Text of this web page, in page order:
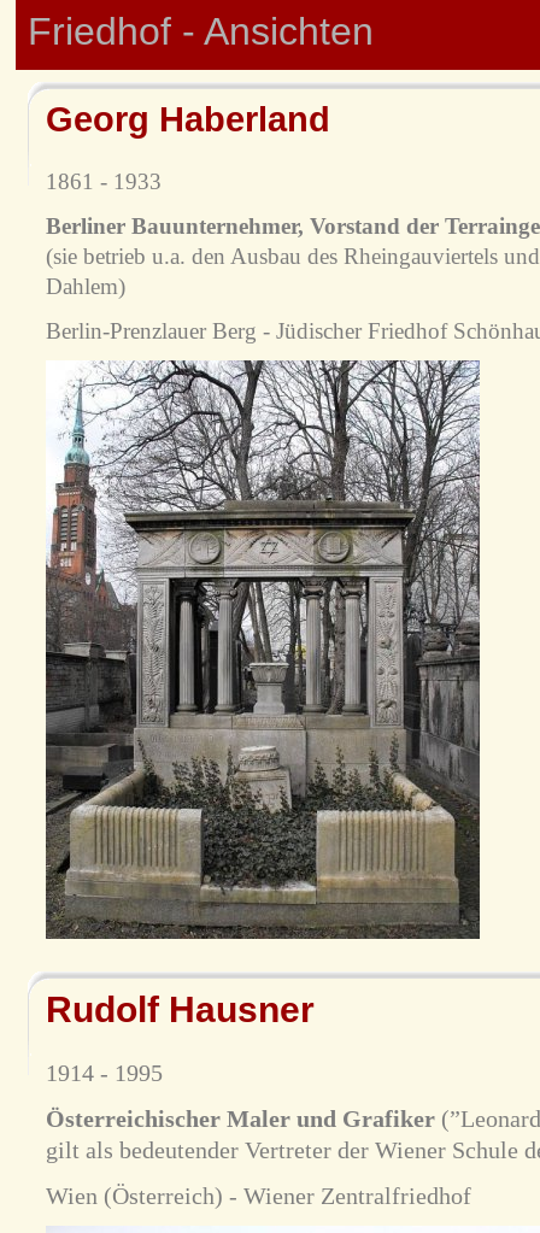
Friedhof - Ansichten
Georg Haberland
1861 - 1933
Berliner Bauunternehmer, Vorstand der
(sie betrieb u.a. den Ausbau des Rheingauviertels
Dahlem)
Berlin-Prenzlauer Berg - Jüdischer Friedhof
Rudolf Hausner
1914 - 1995
Österreichischer Maler und Grafiker
gilt als bedeutender Vertreter der Wiener Schule
Wien (Österreich) - Wiener Zentralfriedhof